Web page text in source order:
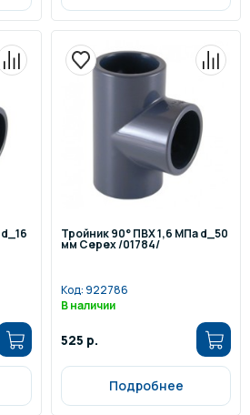
Тройник 90° ПВХ 1,6 МПа d_50
мм Cepex /01784/
Код:922786
В наличии
525 р.
Подробнее